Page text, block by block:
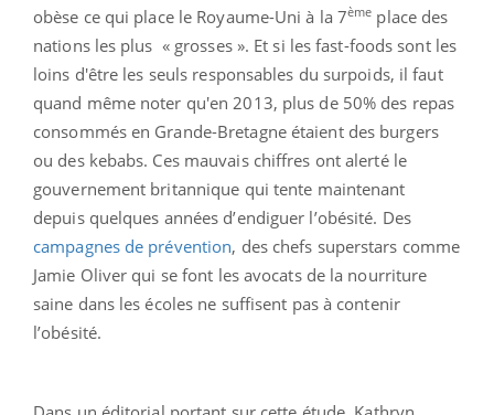
obèse ce qui place le Royaume-Uni à la 7ème place des
nations les plus « grosses ». Et si les fast-foods sont les
loins d'être les seuls responsables du surpoids, il faut
quand même noter qu'en 2013, plus de 50% des repas
consommés en Grande-Bretagne étaient des burgers
ou des kebabs. Ces mauvais chiffres ont alerté le
gouvernement britannique qui tente maintenant
depuis quelques années d’endiguer l’obésité. Des
campagnes de prévention, des chefs superstars comme
Jamie Oliver qui se font les avocats de la nourriture
saine dans les écoles ne suffisent pas à contenir
l’obésité.